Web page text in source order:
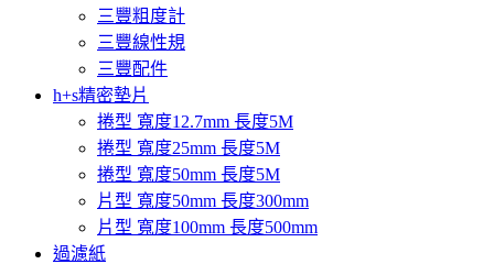
三豐粗度計
三豐線性規
三豐配件
h+s精密墊片
捲型 寬度12.7mm 長度5M
捲型 寬度25mm 長度5M
捲型 寬度50mm 長度5M
片型 寬度50mm 長度300mm
片型 寬度100mm 長度500mm
過濾紙